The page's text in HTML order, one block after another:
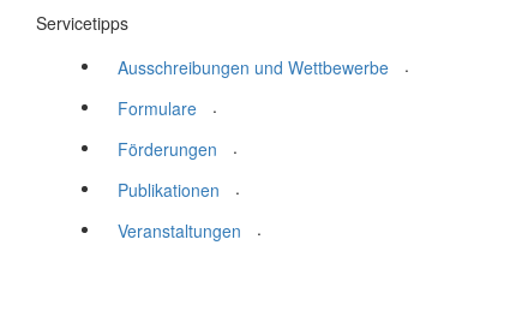
Servicetipps
Ausschreibungen und Wettbewerbe
.
Formulare
.
Förderungen
.
Publikationen
.
Veranstaltungen
.